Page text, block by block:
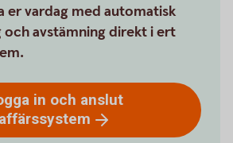
er vardag med automatisk
avstämning direkt i ert
in och anslut
affärssystem